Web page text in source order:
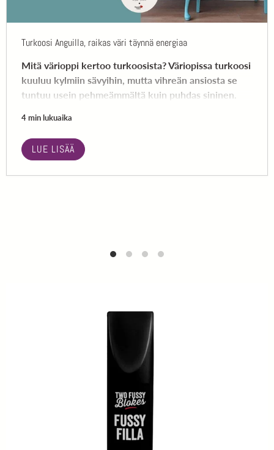
Turkoosi Anguilla, raikas väri täynnä energiaa
Mitä värioppi kertoo turkoosista? Väriopissa turkoosi
kuuluu kylmiin sävyihin, mutta vihreän ansiosta se
tuntuu usein pehmeämmältä kuin puhdas sininen.
4 min lukuaika
LUE LISÄÄ